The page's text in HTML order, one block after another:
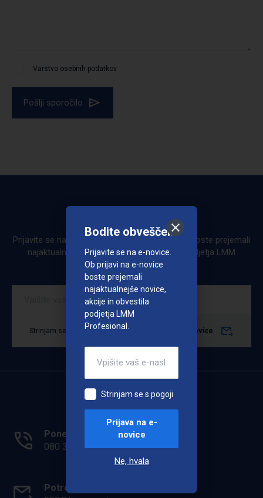
Varstvo osebnih podatkov
Pošlji sporočilo
Bodite obveščeni
Prijavite se na e-novice. Ob prijavi na e-novice boste prejemali
najaktualnejše novice, akcije in obvestila podjetja LMM
Profesional.
Strinjam se s pogoji Prijava na e-novice
Ponedeljek - Petek: 7.00 - 15.00
080 33 36
Potrebuješ pomoč?
Bodite obveščeni
Prijavite se na e-novice.
Ob prijavi na e-novice
boste prejemali
najaktualnejše novice,
akcije in obvestila
podjetja LMM
Profesional.
Strinjam se s pogoji
Prijava na e-
novice
Ne, hvala